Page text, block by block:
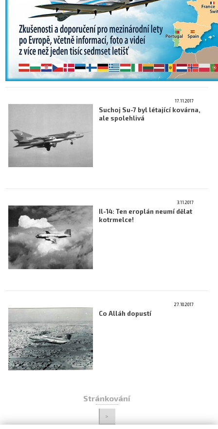
17.11.2017
Suchoj Su-7 byl létající kovárna,
ale spolehlivá
3.11.2017
Il-14: Ten eroplán neumí dělat
kotrmelce!
27.10.2017
Co Alláh dopustí
Stránkování
>